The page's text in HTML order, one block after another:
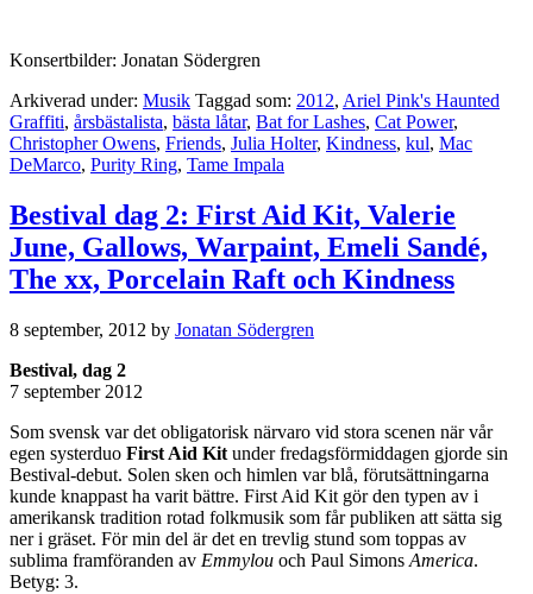
Konsertbilder: Jonatan Södergren
Arkiverad under: Musik Taggad som: 2012, Ariel Pink's Haunted
Graffiti, årsbästalista, bästa låtar, Bat for Lashes, Cat Power,
Christopher Owens, Friends, Julia Holter, Kindness, kul, Mac
DeMarco, Purity Ring, Tame Impala
Bestival dag 2: First Aid Kit, Valerie
June, Gallows, Warpaint, Emeli Sandé,
The xx, Porcelain Raft och Kindness
8 september, 2012 by Jonatan Södergren
Bestival, dag 2
7 september 2012
Som svensk var det obligatorisk närvaro vid stora scenen när vår
egen systerduo First Aid Kit under fredagsförmiddagen gjorde sin
Bestival-debut. Solen sken och himlen var blå, förutsättningarna
kunde knappast ha varit bättre. First Aid Kit gör den typen av i
amerikansk tradition rotad folkmusik som får publiken att sätta sig
ner i gräset. För min del är det en trevlig stund som toppas av
sublima framföranden av Emmylou och Paul Simons America.
Betyg: 3.